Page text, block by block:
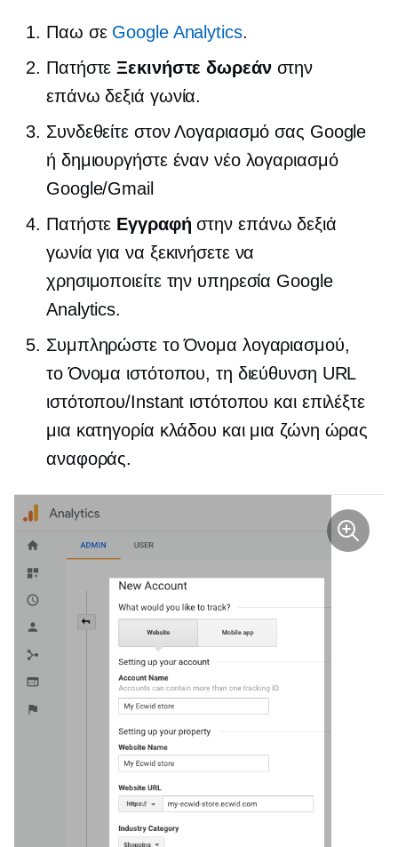
Παω σε Google Analytics.
ΠατήστεΞεκινήστε δωρεάνστην
επάνω δεξιά γωνία.
Συνδεθείτε στον Λογαριασμό σας Google
ή δημιουργήστε έναν νέο λογαριασμό
Google/Gmail
Πατήστε Εγγραφή στην επάνω δεξιά
γωνία για να ξεκινήσετε να
χρησιμοποιείτε την υπηρεσία Google
Analytics.
Συμπληρώστε το Όνομα λογαριασμού,
το Όνομα ιστότοπου, τη διεύθυνση URL
ιστότοπου/Instant ιστότοπου και επιλέξτε
μια κατηγορία κλάδου και μια ζώνη ώρας
αναφοράς.